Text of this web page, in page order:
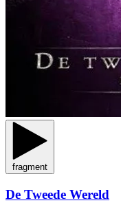
fragment
De Tweede Wereld